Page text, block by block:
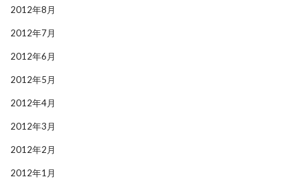
2012年8月
2012年7月
2012年6月
2012年5月
2012年4月
2012年3月
2012年2月
2012年1月